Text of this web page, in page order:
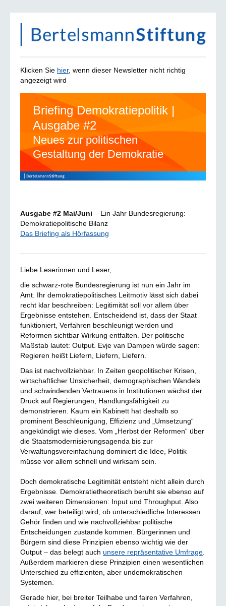
Klicken Sie hier, wenn dieser Newsletter nicht richtig
angezeigt wird
Briefing Demokratiepolitik |
Ausgabe #2
Neues zur politischen
Gestaltung der Demokratie
Ausgabe #2 Mai/Juni – Ein Jahr Bundesregierung:
Demokratiepolitische Bilanz
Das Briefing als Hörfassung
Liebe Leserinnen und Leser,
die schwarz-rote Bundesregierung ist nun ein Jahr im
Amt. Ihr demokratiepolitisches Leitmotiv lässt sich dabei
recht klar beschreiben: Legitimität soll vor allem über
Ergebnisse entstehen. Entscheidend ist, dass der Staat
funktioniert, Verfahren beschleunigt werden und
Reformen sichtbar Wirkung entfalten. Der politische
Maßstab lautet: Output. Evje van Dampen würde sagen:
Regieren heißt Liefern, Liefern, Liefern.
Das ist nachvollziehbar. In Zeiten geopolitischer Krisen,
wirtschaftlicher Unsicherheit, demographischen Wandels
und schwindenden Vertrauens in Institutionen wächst der
Druck auf Regierungen, Handlungsfähigkeit zu
demonstrieren. Kaum ein Kabinett hat deshalb so
prominent Beschleunigung, Effizienz und „Umsetzung“
angekündigt wie dieses. Vom „Herbst der Reformen“ über
die Staatsmodernisierungsagenda bis zur
Verwaltungsvereinfachung dominiert die Idee, Politik
müsse vor allem schnell und wirksam sein.
Doch demokratische Legitimität entsteht nicht allein durch
Ergebnisse. Demokratietheoretisch beruht sie ebenso auf
zwei weiteren Dimensionen: Input und Throughput. Also
darauf, wer beteiligt wird, ob unterschiedliche Interessen
Gehör finden und wie nachvollziehbar politische
Entscheidungen zustande kommen. Bürgerinnen und
Bürgern sind diese Prinzipien ebenso wichtig wie der
Output – das belegt auch unsere repräsentative Umfrage
Außerdem markieren diese Prinzipien einen wesentlichen
Unterschied zu effizienten, aber undemokratischen
Systemen.
Gerade hier, bei breiter Teilhabe und fairen Verfahren,